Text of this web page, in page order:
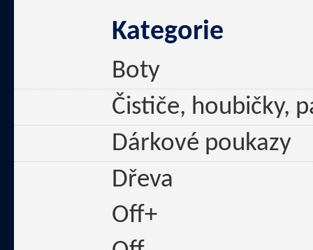
Kategorie
Boty
Čističe, houbičky,
Dárkové poukazy
Dřeva
Off+